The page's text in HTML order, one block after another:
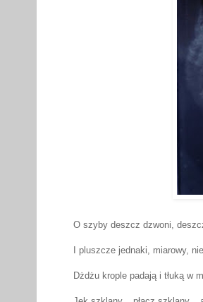
O szyby deszcz dzwoni,
I pluszcze jednaki, miarowy,
Dżdżu krople padają i tłuką w